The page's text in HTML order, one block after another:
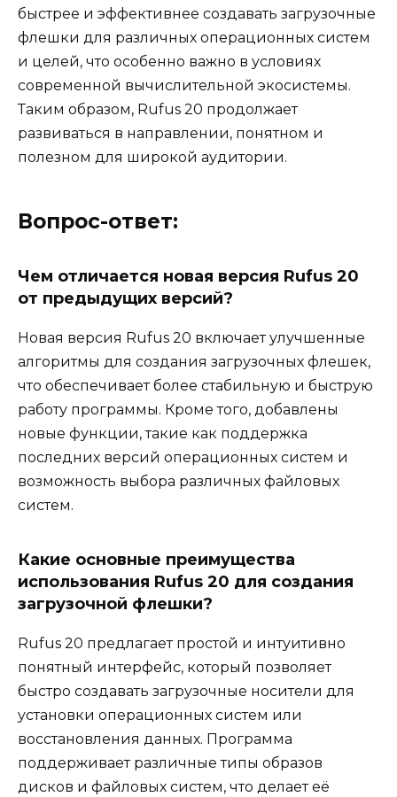
быстрее и эффективнее создавать загрузочные
флешки для различных операционных систем
и целей, что особенно важно в условиях
современной вычислительной экосистемы.
Таким образом, Rufus 20 продолжает
развиваться в направлении, понятном и
полезном для широкой аудитории.
Вопрос-ответ:
Чем отличается новая версия Rufus 20
от предыдущих версий?
Новая версия Rufus 20 включает улучшенные
алгоритмы для создания загрузочных флешек,
что обеспечивает более стабильную и быструю
работу программы. Кроме того, добавлены
новые функции, такие как поддержка
последних версий операционных систем и
возможность выбора различных файловых
систем.
Какие основные преимущества
использования Rufus 20 для создания
загрузочной флешки?
Rufus 20 предлагает простой и интуитивно
понятный интерфейс, который позволяет
быстро создавать загрузочные носители для
установки операционных систем или
восстановления данных. Программа
поддерживает различные типы образов
дисков и файловых систем, что делает её